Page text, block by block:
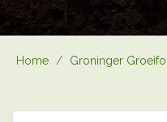
Home / Groninger